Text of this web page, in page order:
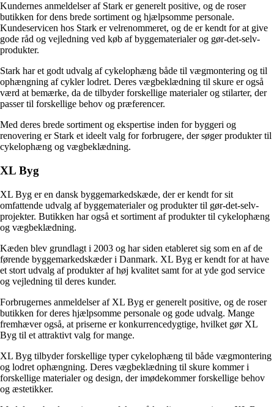
Kundernes anmeldelser af Stark er generelt positive, og de roser
butikken for dens brede sortiment og hjælpsomme personale.
Kundeservicen hos Stark er velrenommeret, og de er kendt for at give
gode råd og vejledning ved køb af byggematerialer og gør-det-selv-
produkter.
Stark har et godt udvalg af cykelophæng både til vægmontering og til
ophængning af cykler lodret. Deres vægbeklædning til skure er også
værd at bemærke, da de tilbyder forskellige materialer og stilarter, der
passer til forskellige behov og præferencer.
Med deres brede sortiment og ekspertise inden for byggeri og
renovering er Stark et ideelt valg for forbrugere, der søger produkter til
cykelophæng og vægbeklædning.
XL Byg
XL Byg er en dansk byggemarkedskæde, der er kendt for sit
omfattende udvalg af byggematerialer og produkter til gør-det-selv-
projekter. Butikken har også et sortiment af produkter til cykelophæng
og vægbeklædning.
Kæden blev grundlagt i 2003 og har siden etableret sig som en af de
førende byggemarkedskæder i Danmark. XL Byg er kendt for at have
et stort udvalg af produkter af høj kvalitet samt for at yde god service
og vejledning til deres kunder.
Forbrugernes anmeldelser af XL Byg er generelt positive, og de roser
butikken for deres hjælpsomme personale og gode udvalg. Mange
fremhæver også, at priserne er konkurrencedygtige, hvilket gør XL
Byg til et attraktivt valg for mange.
XL Byg tilbyder forskellige typer cykelophæng til både vægmontering
og lodret ophængning. Deres vægbeklædning til skure kommer i
forskellige materialer og design, der imødekommer forskellige behov
og æstetikker.